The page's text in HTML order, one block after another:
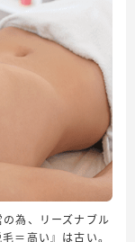
為、リーズナブル
＝高い』は古い。